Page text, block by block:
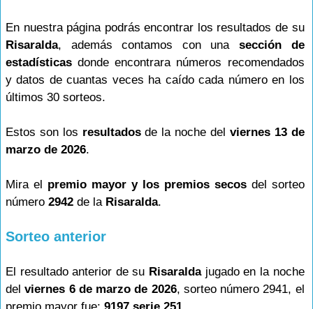
En nuestra página podrás encontrar los resultados de su
Risaralda, además contamos con una sección de
estadísticas donde encontrara números recomendados
y datos de cuantas veces ha caído cada número en los
últimos 30 sorteos.
Estos son los resultadosde la noche del viernes 13 de
marzo de 2026.
Mira el premio mayor y los premios secosdel sorteo
número 2942 de la Risaralda.
Sorteo anterior
El resultado anterior de su Risaraldajugado en la noche
delviernes 6 de marzo de 2026, sorteo número 2941, el